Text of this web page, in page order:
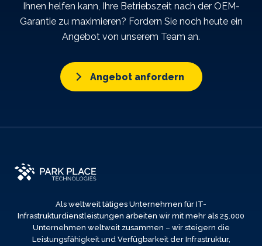
Ihnen helfen kann, Ihre Betriebszeit nach der OEM-
Garantie zu maximieren? Fordern Sie noch heute ein
Angebot von unserem Team an.
Angebot anfordern
Als weltweit tätiges Unternehmen für IT-
Infrastrukturdienstleistungen arbeiten wir mit mehr als 25.000
Unternehmen weltweit zusammen – wir steigern die
Leistungsfähigkeit und Verfügbarkeit der Infrastruktur,